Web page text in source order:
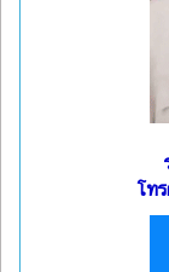
โท